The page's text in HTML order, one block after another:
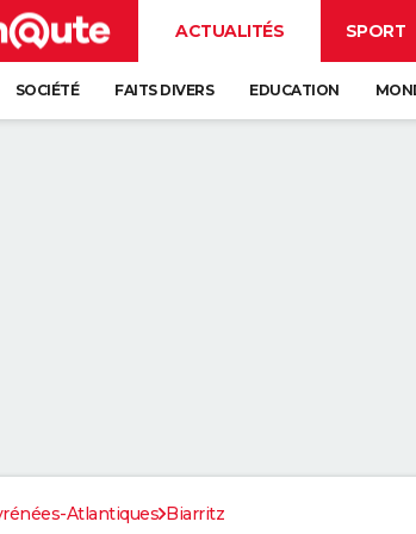
ACTUALITÉS SPORT
SOCIÉTÉ FAITS DIVERS EDUCATION
Atlantiques Biarritz